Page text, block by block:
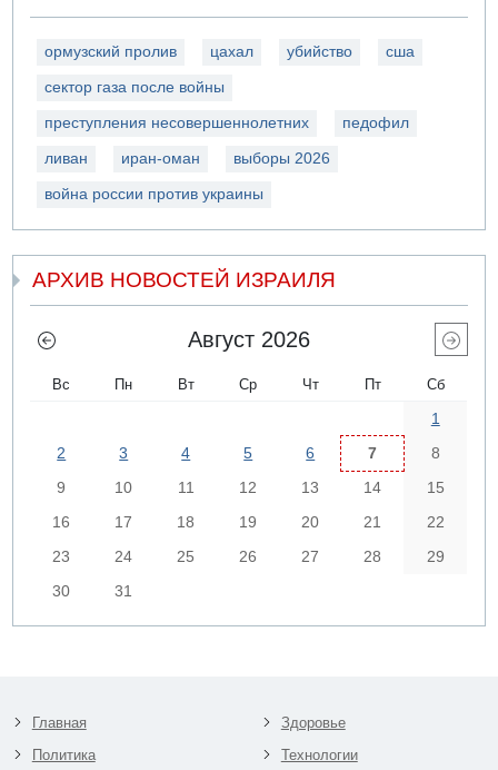
ормузский пролив цахал убийство сша
сектор газа после войны
преступления несовершеннолетних педофил
ливан иран-оман выборы 2026
война россии против украины
АРХИВ НОВОСТЕЙ ИЗРАИЛЯ
Август 2026
Вс Пн Вт Ср Чт Пт Сб
1
2
3 4 5 6 7
8
9
10 11 12 13 14
15
16
17 18 19 20 21
22
23
24 25 26 27 28
29
30
31
Главная
Политика
Здоровье
Технологии